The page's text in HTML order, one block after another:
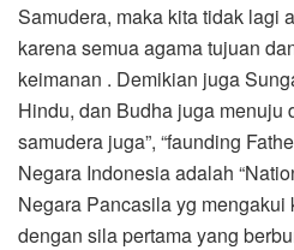
Samudera, maka kita tidak lagi
karena semua agama tujuan
keimanan . Demikian juga
Hindu, dan Budha juga menuju
samudera juga”, “faunding
Negara Indonesia adalah
Negara Pancasila yg
dengan sila pertama yang